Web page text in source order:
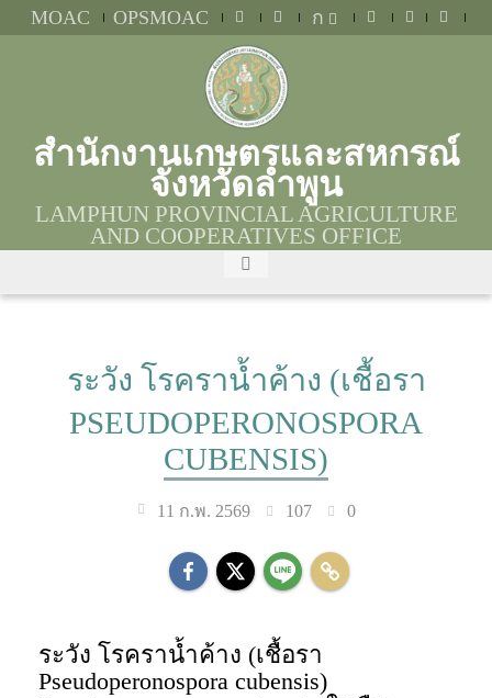
MOAC OPSMOAC ก
สำนักงานเกษตรและสหกรณ์
จังหวัดลำพูน
LAMPHUN PROVINCIAL AGRICULTURE
AND COOPERATIVES OFFICE
ระวัง โรคราน้ำค้าง (เชื้อรา
PSEUDOPERONOSPORA
CUBENSIS)
11 ก.พ. 2569 107 0
ระวัง โรคราน้ำค้าง (เชื้อรา
Pseudoperonospora cubensis)